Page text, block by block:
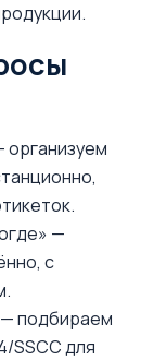
организуем
—
с
— подбираем
SSCC для